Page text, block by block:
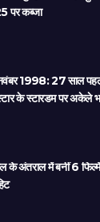
पर कब्जा
1998: 27 साल पहले
के स्टारडम पर अकेले
के अंतराल में बनीं 6